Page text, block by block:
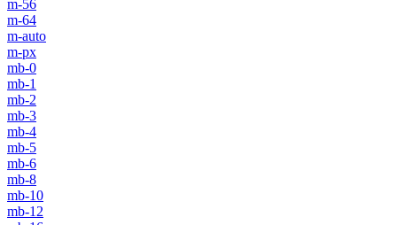
m-56
m-64
m-auto
m-px
mb-0
mb-1
mb-2
mb-3
mb-4
mb-5
mb-6
mb-8
mb-10
mb-12